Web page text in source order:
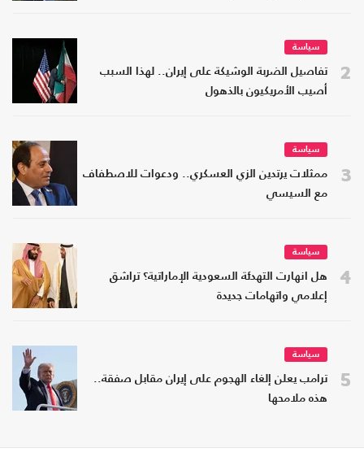
2
سياسة
تفاصيل الضربة الوشيكة على إيران.. لهذا السبب
أصيب الأمريكيون بالذهول
3
سياسة
ممثلات يرتدين الزي العسكري.. ودعوات للاصطفاف
مع السيسي
4
سياسة
هل انهارت التهدئة السعودية الإماراتية؟ تراشق
إعلامي واتهامات جديدة
5
سياسة
ترامب يعلن إلغاء الهجوم على إيران مقابل صفقة..
هذه ملامحها